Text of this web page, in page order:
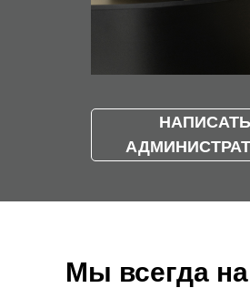
НАПИСАТЬ
Мы всегда